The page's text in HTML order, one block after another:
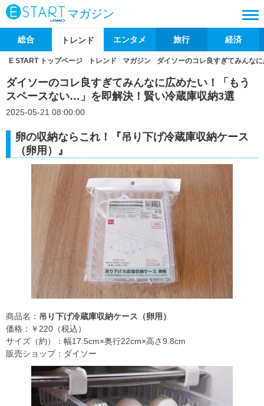
マガジン
総合 トレンド エンタメ 旅行 経済
E START トップページ トレンド マガジン ダイソーのコレ良すぎてみんな
ダイソーのコレ良すぎてみんなに広めたい！「もう
スペースない…」を即解決！賢い冷蔵庫収納3選
2025-05-21 08:00:00
卵の収納ならこれ！『吊り下げ冷蔵庫収納ケース
（卵用）』
商品名： 吊り下げ冷蔵庫収納ケース（卵用）
価格：￥220（税込）
サイズ（約）：幅17.5cm×奥行22cm×高さ9.8cm
販売ショップ：ダイソー